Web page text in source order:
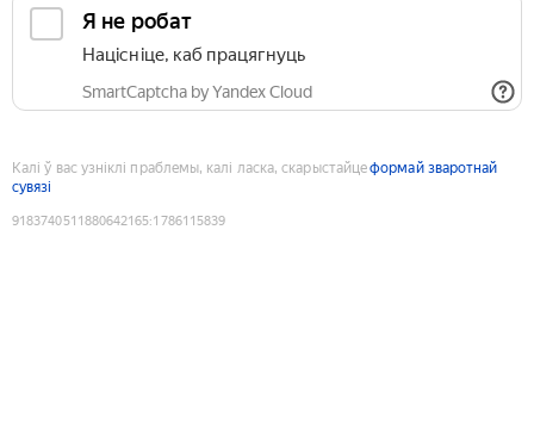
Я не робат
Націсніце, каб працягнуць
SmartCaptcha by Yandex Cloud
Калі ў вас узніклі праблемы, калі ласка, скарыстайцеформай зваротнай
сувязі
9183740511880642165:1786115839